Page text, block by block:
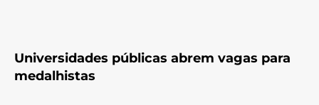
Universidades públicas abrem vagas para
medalhistas